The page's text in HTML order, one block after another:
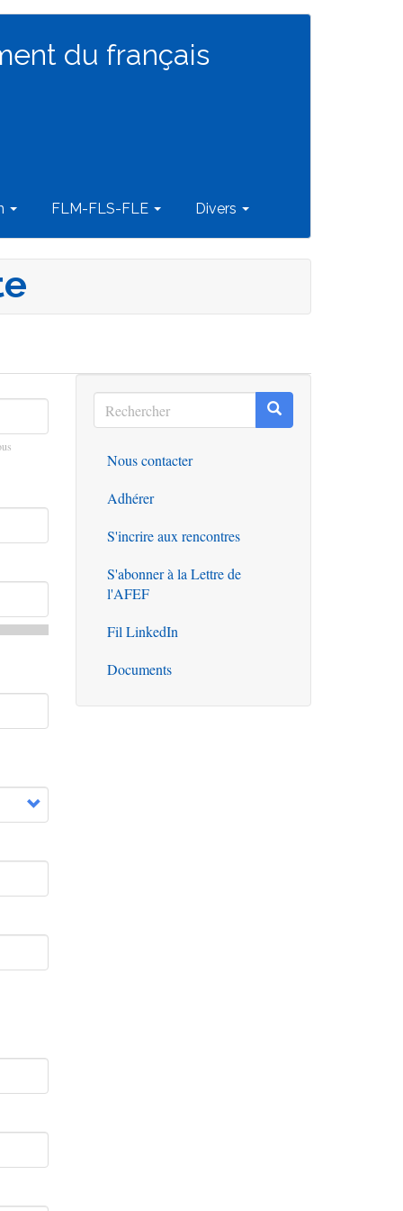
du français
FLM-FLS-FLE Divers
Rechercher
Rechercher Rechercher
Outils
Nous contacter
Adhérer
S'incrire aux rencontres
S'abonner à la Lettre de
l'AFEF
Fil LinkedIn
Documents